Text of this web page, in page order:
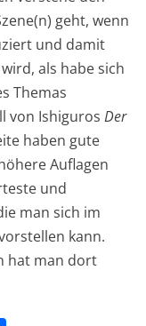
geht, wenn
und damit
als habe sich
Themas
von Ishiguros Der
haben gute
Auflagen
und
man sich im
kann.
hat man dort